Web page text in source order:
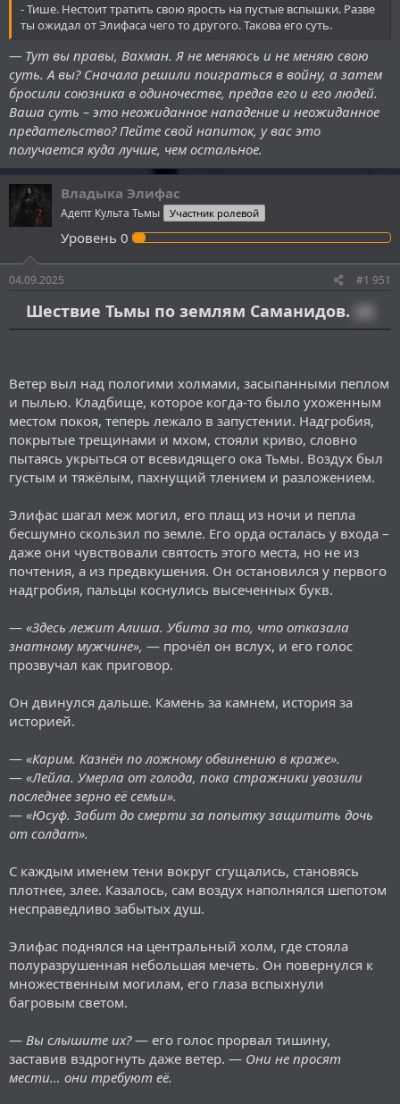
- Тише. Нестоит тратить свою ярость на пустые вспышки. Разве
ты ожидал от Элифаса чего то другого. Такова его суть.
— Тут вы правы, Вахман. Я не меняюсь и не меняю свою
суть. А вы? Сначала решили поиграться в войну, а затем
бросили союзника в одиночестве, предав его и его людей.
Ваша суть – это неожиданное нападение и неожиданное
предательство? Пейте свой напиток, у вас это
получается куда лучше, чем остальное.
Владыка Элифас
Адепт Культа Тьмы Участник ролевой
Уровень 0
04.09.2025 #1 951
Шествие Тьмы по землям Саманидов. (2)
Ветер выл над пологими холмами, засыпанными пеплом
и пылью. Кладбище, которое когда-то было ухоженным
местом покоя, теперь лежало в запустении. Надгробия,
покрытые трещинами и мхом, стояли криво, словно
пытаясь укрыться от всевидящего ока Тьмы. Воздух был
густым и тяжёлым, пахнущий тлением и разложением.
Элифас шагал меж могил, его плащ из ночи и пепла
бесшумно скользил по земле. Его орда осталась у входа –
даже они чувствовали святость этого места, но не из
почтения, а из предвкушения. Он остановился у первого
надгробия, пальцы коснулись высеченных букв.
— «Здесь лежит Алиша. Убита за то, что отказала
знатному мужчине», — прочёл он вслух, и его голос
прозвучал как приговор.
Он двинулся дальше. Камень за камнем, история за
историей.
— «Карим. Казнён по ложному обвинению в краже».
— «Лейла. Умерла от голода, пока стражники увозили
последнее зерно её семьи».
— «Юсуф. Забит до смерти за попытку защитить дочь
от солдат».
С каждым именем тени вокруг сгущались, становясь
плотнее, злее. Казалось, сам воздух наполнялся шепотом
несправедливо забытых душ.
Элифас поднялся на центральный холм, где стояла
полуразрушенная небольшая мечеть. Он повернулся к
множественным могилам, его глаза вспыхнули
багровым светом.
— Вы слышите их?— его голос прорвал тишину,
заставив вздрогнуть даже ветер. — Они не просят
мести… они требуют её.